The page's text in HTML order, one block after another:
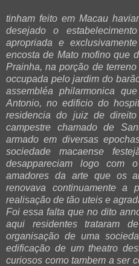
tinham feito em Macau
desejado o
apropriada e
encosta de Mato mofino que
Prainha, na porção de
occupada pelo jardim do
assembléa philarmonica
Antonio, no edificio do
residencia do juiz de
campestre chamado de
armado em diversas
sociedade macaense
desappareciam logo com
amadores da arte que os
renovava continuamente a
realisação de tão uteis e
Foi essa falta que no dito
aqui residentes trataram
organisação de uma
edificação de um theatro
curiosos como tambem a ser